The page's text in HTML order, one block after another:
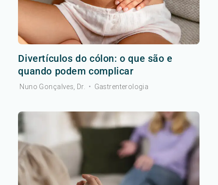
Divertículos do cólon: o que são e
quando podem complicar
Nuno Gonçalves, Dr. • Gastrenterologia